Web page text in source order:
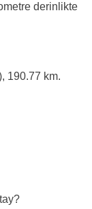
derinlikte
190.77 km.